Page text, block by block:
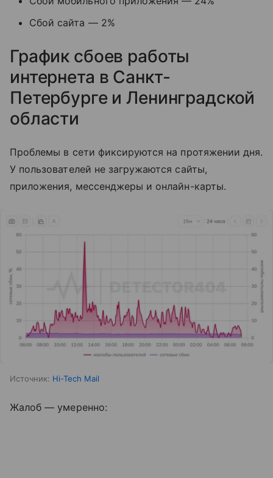
Сбой сайта — 2%
График сбоев работы
интернета в Санкт-
Петербурге и Ленинградской
области
Проблемы в сети фиксируются на протяжении дня.
У пользователей не загружаются сайты,
приложения, мессенджеры и онлайн-карты.
Источник: Hi-Tech Mail
Жалоб — умеренно: